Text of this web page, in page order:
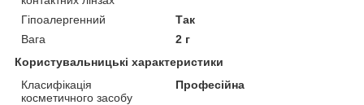
Гіпоалергенний
Так
Вага
2 г
Користувальницькі характеристики
Класифікація
косметичного засобу
Професійна